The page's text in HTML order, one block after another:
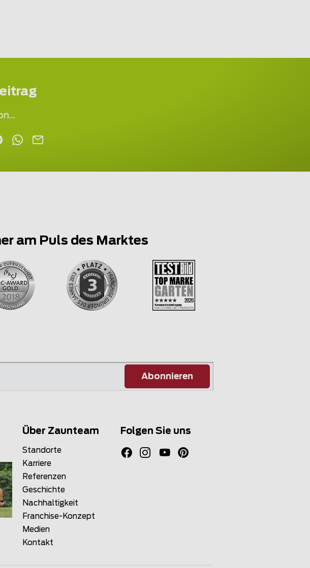
am Puls des Marktes
Abonnieren
Über Zaunteam
Standorte
Karriere
Referenzen
Geschichte
Nachhaltigkeit
Franchise-Konzept
Medien
Kontakt
Folgen Sie uns